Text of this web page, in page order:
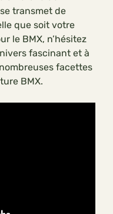
transmet de
que soit votre
le BMX, n’hésitez
fascinant et à
facettes
BMX.